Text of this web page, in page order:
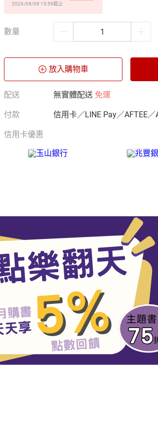
2026/08/09 15:59截止
數量
放入購物車
配送 無實體配送 免運
付款 信用卡／LINE Pay／AFTEE／
信用卡優惠